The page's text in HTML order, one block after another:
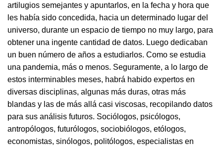
artilugios semejantes y apuntarlos, en la fecha y hora que
les había sido concedida, hacia un determinado lugar del
universo, durante un espacio de tiempo no muy largo, para
obtener una ingente cantidad de datos. Luego dedicaban
un buen número de años a estudiarlos. Como se estudia
una pandemia, más o menos. Seguramente, a lo largo de
estos interminables meses, habrá habido expertos en
diversas disciplinas, algunas más duras, otras más
blandas y las de más allá casi viscosas, recopilando datos
para sus análisis futuros. Sociólogos, psicólogos,
antropólogos, futurólogos, sociobiólogos, etólogos,
economistas, sinólogos, politólogos, especialistas en